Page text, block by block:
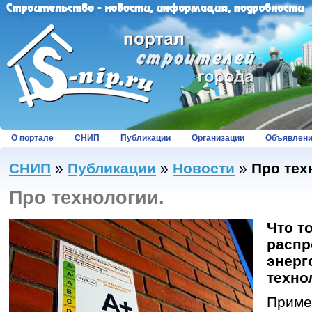
О портале СНИП Публикации Организации
СНИП » Публикации » Новости » Про
Про технологии.
Что